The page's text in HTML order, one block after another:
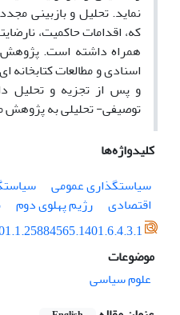
نماید. تحلیل و بازبینی
که، اقدامات حاکمیت،
همراه داشته است. پژوهش
اسنادی و مطالعات کتابخانه
و پس از تجزیه و تحلیل
توصیفی- تحلیلی به پژوهش
کلیدواژه‌ها
سیاستگذاری عمومی
اقتصادی
رژیم پهلوی دوم
موضوعات
علوم سیاسی